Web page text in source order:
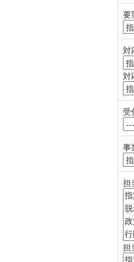
要
対
対
受
事
担
担